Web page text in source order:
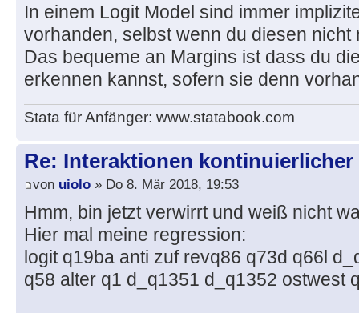
In einem Logit Model sind immer
vorhanden, selbst wenn du diesen nicht
Das bequeme an Margins ist dass du
erkennen kannst, sofern sie denn
Stata für Anfänger: www.statabook.com
Re: Interaktionen kontinuierlicher
von uiolo » Do 8. Mär 2018, 19:53
Hmm, bin jetzt verwirrt und weiß nicht
Hier mal meine regression:
logit q19ba anti zuf revq86 q73d q66l
q58 alter q1 d_q1351 d_q1352 ostwest